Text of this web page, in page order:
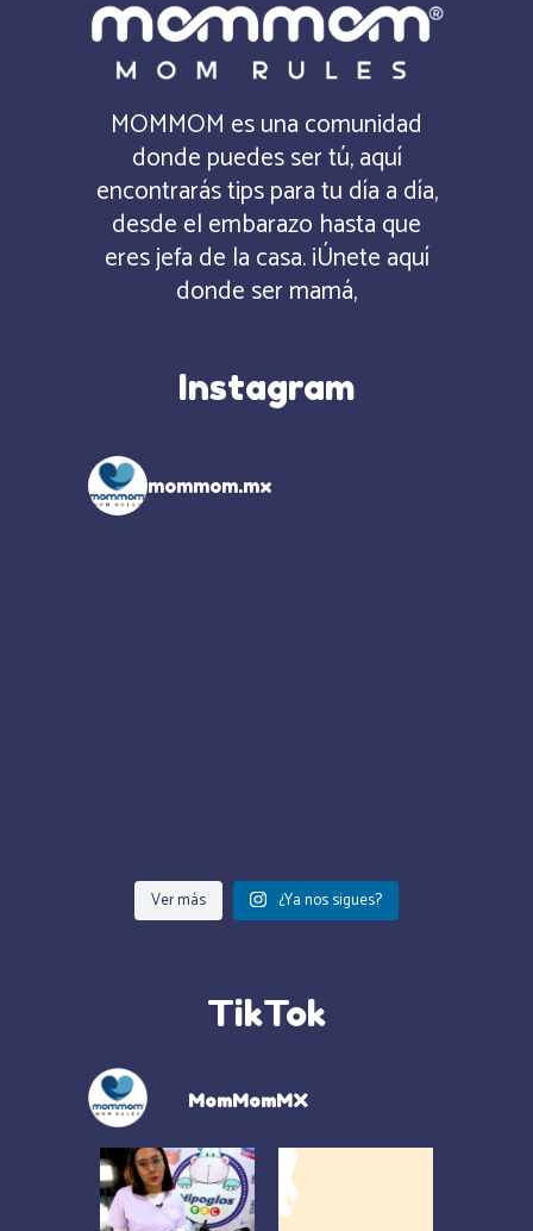
MOMMOM es una comunidad
donde puedes ser tú, aquí
encontrarás tips para tu día a día,
desde el embarazo hasta que
eres jefa de la casa. ¡Únete aquí
donde ser mamá,
Instagram
mommom.mx
Ver más ¿Ya nos sigues?
TikTok
MomMomMX